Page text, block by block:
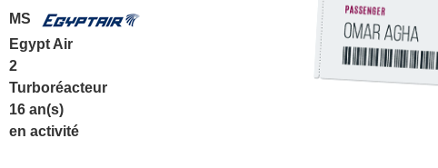
MS
Egypt Air
2
Turboréacteur
16 an(s)
en activité